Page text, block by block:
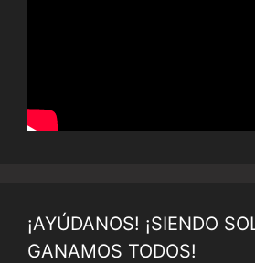
¡AYÚDANOS! ¡SIENDO
GANAMOS TODOS!